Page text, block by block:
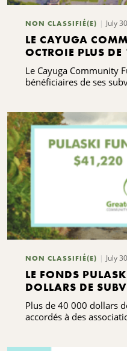
NON CLASSIFIÉ(E) July
LE CAYUGA
OCTROIE PLUS
SUBVENTIONS
Le Cayuga Community
bénéficiaires de ses
NON CLASSIFIÉ(E) July
LE FONDS
DOLLARS DE
Plus de 40 000 dollars
accordés à des